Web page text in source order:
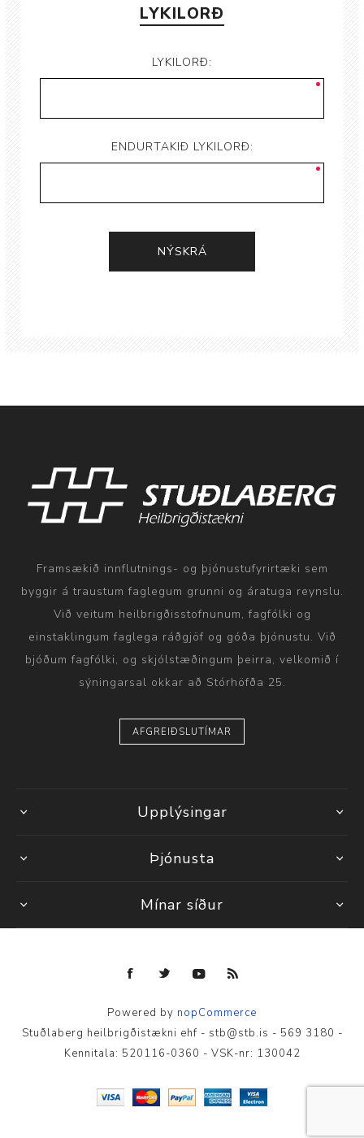
LYKILORÐ
LYKILORÐ:
ENDURTAKIÐ LYKILORÐ:
Framsækið innflutnings- og þjónustufyrirtæki sem
byggir á traustum faglegum grunni og áratuga reynslu.
Við veitum heilbrigðisstofnunum, fagfólki og
einstaklingum faglega ráðgjöf og góða þjónustu. Við
bjóðum fagfólki, og skjólstæðingum þeirra, velkomið í
sýningarsal okkar að Stórhöfða 25.
AFGREIÐSLUTÍMAR
Upplýsingar
Þjónusta
Mínar síður
Powered by nopCommerce
Stuðlaberg heilbrigðistækni ehf - stb@stb.is - 569 3180 -
Kennitala: 520116-0360 - VSK-nr: 130042